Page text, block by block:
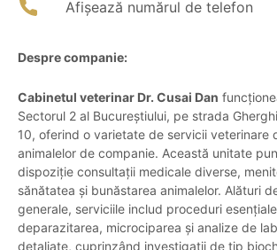
Afișează numărul de telefon
Despre companie:
Cabinetul veterinar Dr. Cusai Dan
Sectorul 2 al Bucureștiului, pe strada
10, oferind o varietate de servicii veterinare
animalelor de companie. Această unitate
dispoziție consultații medicale diverse,
sănătatea și bunăstarea animalelor. Alături
generale, serviciile includ proceduri
deparazitarea, microciparea și analize de
detaliate, cuprinzând investigații de tip